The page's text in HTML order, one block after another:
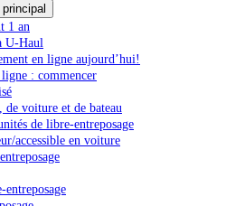
1 an
U-Haul
en ligne aujourd’hui!
: commencer
de voiture et de bateau
de libre-entreposage
accessible en voiture